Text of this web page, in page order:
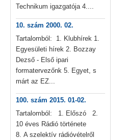
Technikum igazgatója 4....
10. szám 2000. 02.
Tartalomból: 1. Klubhírek 1.
Egyesületi hírek 2. Bozzay
Dezső - Első ipari
formatervezőnk 5. Egyet, s
márt az EZ...
100. szám 2015. 01-02.
Tartalomból: 1. Előszó 2.
10 éves Rádió története
8. A szelektív rádióvételről